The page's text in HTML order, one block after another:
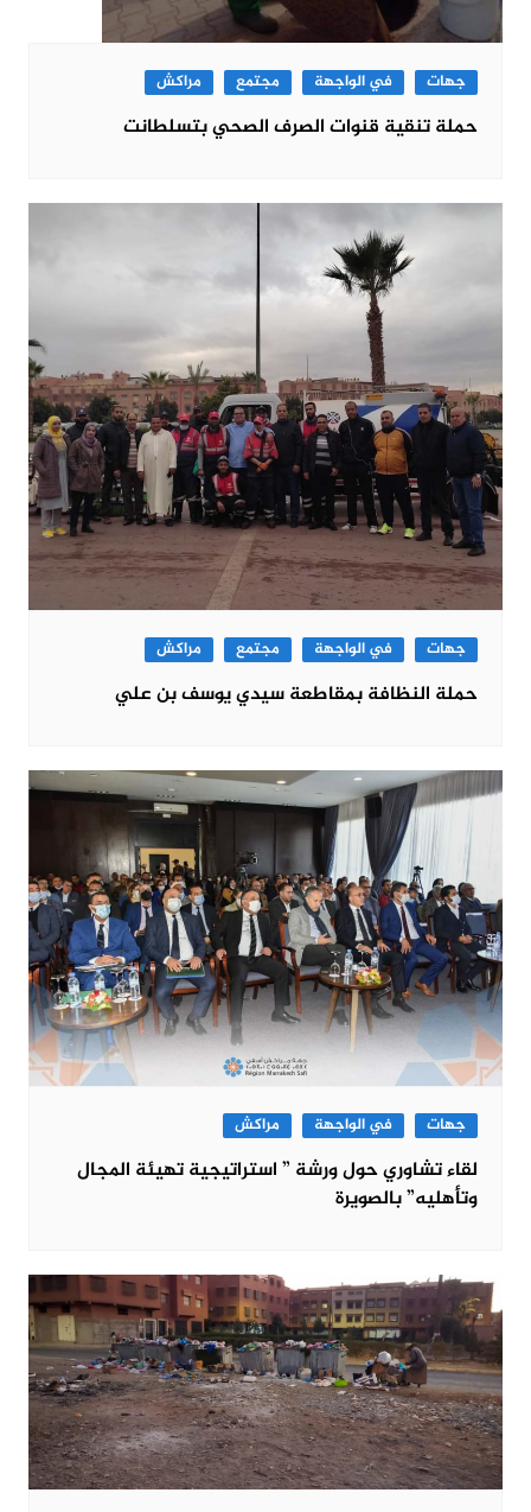
جهات في الواجهة مجتمع مراكش
حملة تنقية قنوات الصرف الصحي بتسلطانت
جهات في الواجهة مجتمع مراكش
حملة النظافة بمقاطعة سيدي يوسف بن علي
جهات في الواجهة مراكش
لقاء تشاوري حول ورشة ” استراتيجية تهيئة المجال
وتأهليه” بالصويرة